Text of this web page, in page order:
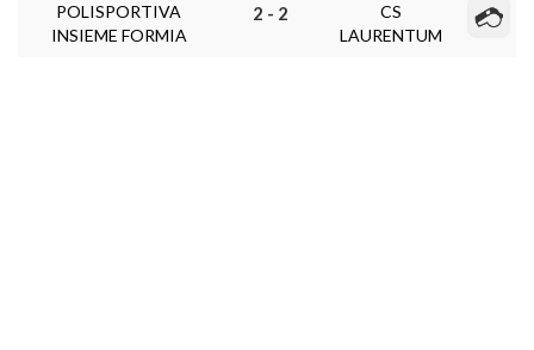
POLISPORTIVA
INSIEME FORMIA
2 - 2
CS
LAURENTUM